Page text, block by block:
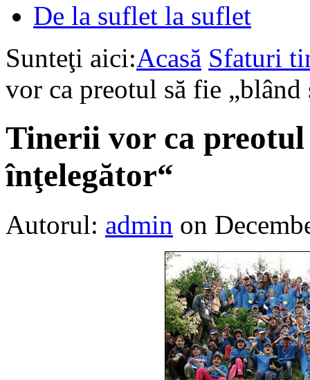
De la suflet la suflet
Sunteţi aici:Acasă Sfaturi
vor ca preotul să fie
Tinerii vor ca preotul
înţelegător“
Autorul: admin on